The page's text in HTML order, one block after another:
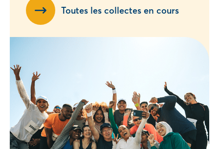
Toutes les collectes en cours